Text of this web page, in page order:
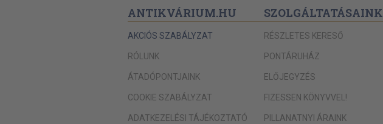
ANTIKVÁRIUM.HU
AKCIÓS SZABÁLYZAT
RÓLUNK
ÁTADÓPONTJAINK
COOKIE SZABÁLYZAT
ADATKEZELÉSI TÁJÉKOZTATÓ
SZOLGÁLTATÁSAINK
RÉSZLETES KERESŐ
PONTÁRUHÁZ
ELŐJEGYZÉS
FIZESSEN KÖNYVVEL!
PILLANATNYI ÁRAINK